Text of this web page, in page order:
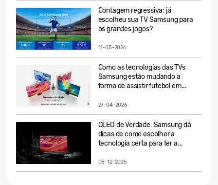
Contagem regressiva: já
escolheu sua TV Samsung para
os grandes jogos?
11-05-2026
Como as tecnologias das TVs
Samsung estão mudando a
forma de assistir futebol em...
27-04-2026
QLED de Verdade: Samsung dá
dicas de como escolher a
tecnologia certa para ter a...
08-12-2025